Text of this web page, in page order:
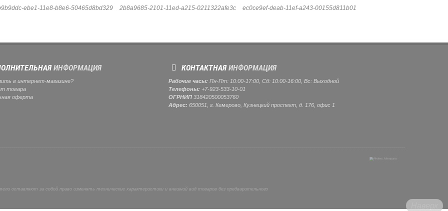
ebe1-11e8-b8e6-50465d8bd329 2b8a9685-2101-11ed-a215-0211322afe3c ec0ce9ef-deab-11ef-a243-00155d811b01
ИНФОРМАЦИЯ
в интернет-магазине?
товара
оферта
КОНТАКТНАЯИНФОРМАЦИЯ
Рабочие часы: Пн-Пт: 10:00-17:00, Сб: 10:00-16:00, Вс: Выходной
Телефоны: +7-923-533-10-01
ОГРНИП318420500053760
Адрес: 650051, г. Кемерово, Кузнецкий проспект, д. 176, офис 1
оставляют за собой право изменять технические характеристики и внешний вид товаров без предварительного